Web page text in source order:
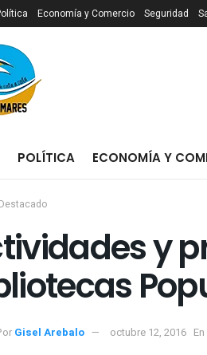
Economía y Comercio Seguridad
POLÍTICA ECONOMÍA Y
Destacado
y
Gisel Arebalo octubre 12, 2016 En